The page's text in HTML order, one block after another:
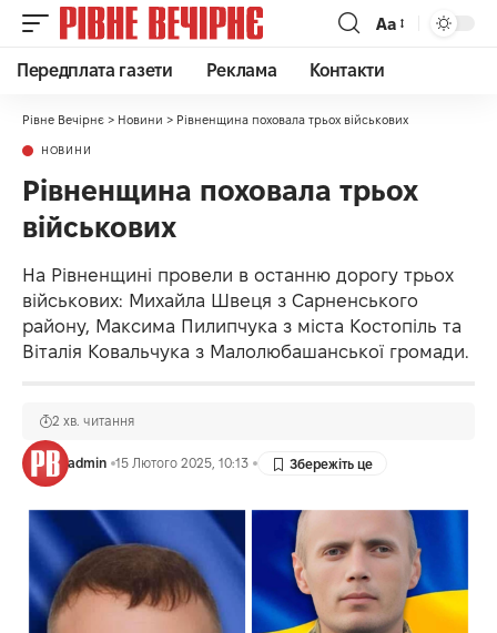
Аа
Передплата газети Реклама Контакти
Рівне Вечірнє > Новини > Рівненщина поховала трьох військових
НОВИНИ
Рівненщина поховала трьох
військових
На Рівненщині провели в останню дорогу трьох
військових: Михайла Швеця з Сарненського
району, Максима Пилипчука з міста Костопіль та
Віталія Ковальчука з Малолюбашанської громади.
admin 15 Лютого 2025, 10:13
2 хв. читання